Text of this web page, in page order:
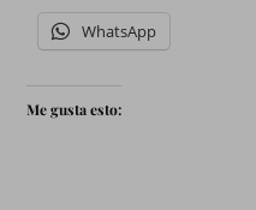
WhatsApp
Me gusta esto: